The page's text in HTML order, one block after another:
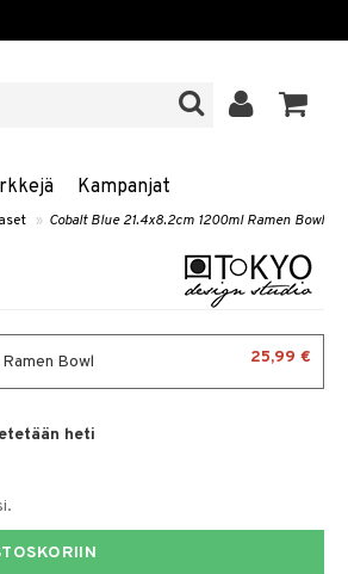
Kampanjat
» Cobalt Blue 21.4x8.2cm 1200ml Ramen Bowl
Bowl 25,99 €
heti